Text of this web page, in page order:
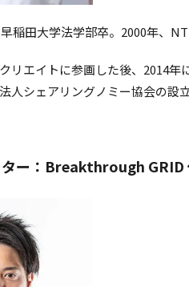
稲田大学法学部卒。2000年、
リエイトに参画した後、2014
人シェアリングノミー協会の設
ー：Breakthrough GRID